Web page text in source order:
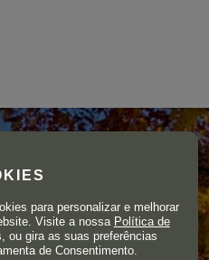
para personalizar e melhorar
Visite a nossa Política de
ou gira as suas preferências
de Consentimento.